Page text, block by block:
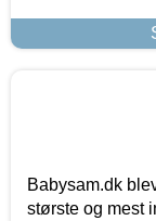
Babysam.dk
største og mest